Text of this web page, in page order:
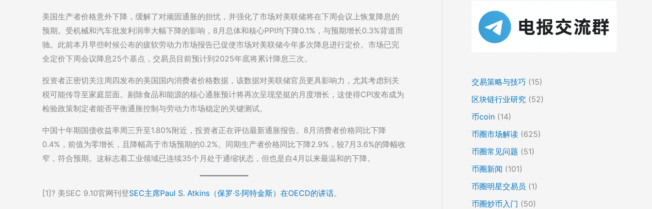
美国生产者价格意外下降，缓解了对顽固通胀的担忧，并强化了市场对美联储将在下周会议上恢复降息的
预期。受机械和汽车批发利润率大幅下降的影响，8月总体和核心PPI均下降0.1%，与预期增长0.3%背道而
驰。此前本月早些时候公布的疲软劳动力市场报告已促使市场对美联储今年多次降息进行定价。市场已完
全定价下周会议降息25个基点，交易员目前预计到2025年底将累计降息三次。
投资者正密切关注周四发布的美国国内消费者价格数据，该数据对美联储官员更具影响力，尤其考虑到关
税可能传导至家庭层面。剔除食品和能源的核心通胀预计将再次呈现坚挺的月度增长，这使得CPI发布成为
检验政策制定者能否平衡通胀控制与劳动力市场稳定的关键测试。
中国十年期国债收益率周三升至1.80%附近，投资者正在评估最新通胀报告。8月消费者价格同比下降
0.4%，前值为零增长，且降幅高于市场预期的0.2%。同期生产者价格同比下降2.9%，较7月3.6%的降幅收
窄，符合预期。这标志着工业领域已连续35个月处于通缩状态，但也是自4月以来最温和的下降。
[1]? 美SEC 9.10官网刊登SEC主席Paul S. Atkins（保罗·S·阿特金斯）在OECD的讲话。
交易策略与技巧 (15)
区块链行业研究 (52)
币coin (14)
币圈市场解读 (625)
币圈常见问题 (51)
币圈新闻 (101)
币圈明星交易员 (1)
币圈炒币入门 (50)